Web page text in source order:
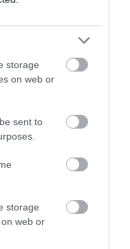
storage
on web or
sent to
storage
web or
του
που λίγοι
γνωρίζουν και